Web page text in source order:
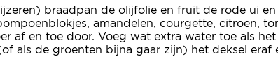
braadpan de olijfolie en fruit de rode ui
amandelen, courgette, citroen,
af en toe door. Voeg wat extra water toe als
als de groenten bijna gaar zijn) het deksel